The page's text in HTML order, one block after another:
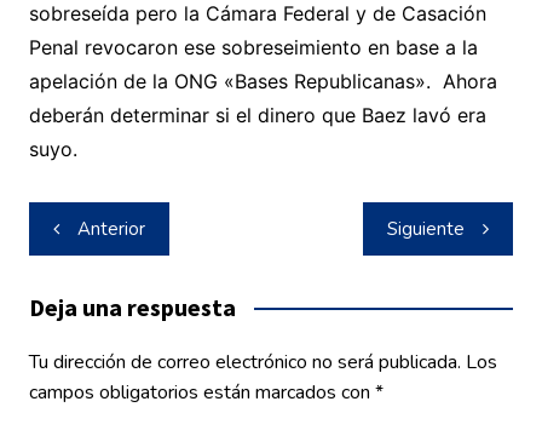
sobreseída pero la Cámara Federal y de Casación
Penal revocaron ese sobreseimiento en base a la
apelación de la ONG «Bases Republicanas». Ahora
deberán determinar si el dinero que Baez lavó era
suyo.
Navegación
de
entradas
Anterior Siguiente
Deja una respuesta
Tu dirección de correo electrónico no será publicada. Los
campos obligatorios están marcados con *